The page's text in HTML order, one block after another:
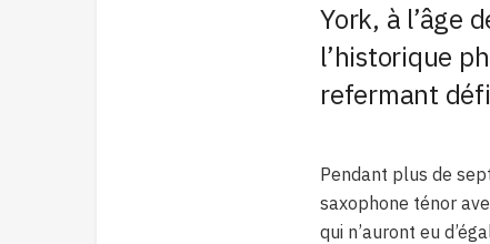
York, à l’âge
l’historique
refermant
Pendant plus de
saxophone ténor
qui n’auront eu